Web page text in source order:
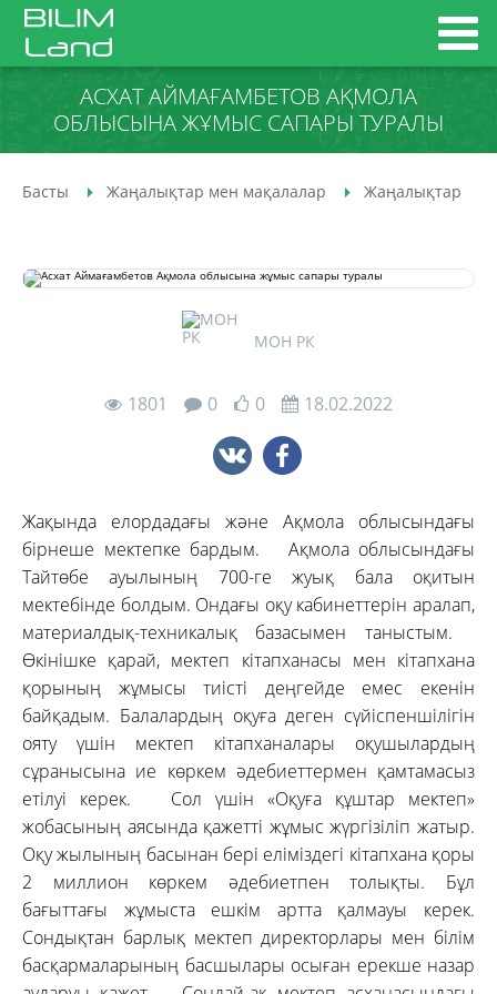
АСХАТ АЙМАҒАМБЕТОВ АҚМОЛА
ОБЛЫСЫНА ЖҰМЫС САПАРЫ ТУРАЛЫ
Басты Жаңалықтар мен мақалалар Жаңалықтар
МОН РК
1801 0 0 18.02.2022
Жақында елордадағы және Ақмола облысындағы
бірнеше мектепке бардым. Ақмола облысындағы
Тайтөбе ауылының 700-ге жуық бала оқитын
мектебінде болдым. Ондағы оқу кабинеттерін аралап,
материалдық-техникалық базасымен таныстым.
Өкінішке қарай, мектеп кітапханасы мен кітапхана
қорының жұмысы тиісті деңгейде емес екенін
байқадым. Балалардың оқуға деген сүйіспеншілігін
ояту үшін мектеп кітапханалары оқушылардың
сұранысына ие көркем әдебиеттермен қамтамасыз
етілуі керек. Сол үшін «Оқуға құштар мектеп»
жобасының аясында қажетті жұмыс жүргізіліп жатыр.
Оқу жылының басынан бері еліміздегі кітапхана қоры
2 миллион көркем әдебиетпен толықты. Бұл
бағыттағы жұмыста ешкім артта қалмауы керек.
Сондықтан барлық мектеп директорлары мен білім
басқармаларының басшылары осыған ерекше назар